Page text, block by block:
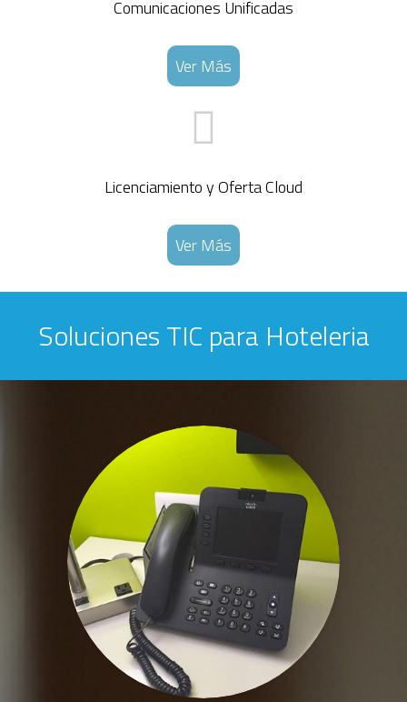
Comunicaciones Unificadas
Ver Más
Licenciamiento y Oferta Cloud
Ver Más
Soluciones TIC para Hoteleria